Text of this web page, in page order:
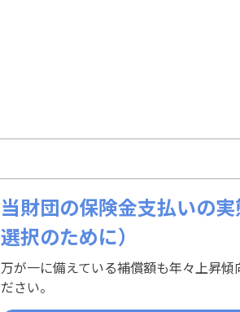
当財団の保険金支払いの
選択のために）
万が一に備えている補償額も年々上昇
ださい。